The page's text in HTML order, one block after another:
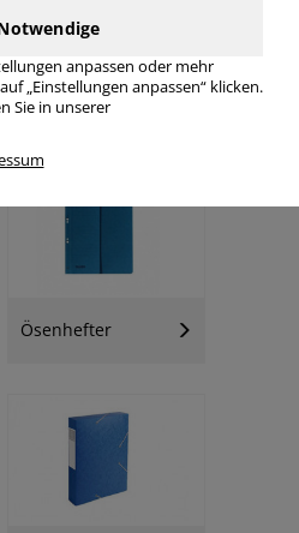
Klemmhefter
Ösenhefter
anpassen oder mehr
„Einstellungen anpassen“ klicken.
Sie in unserer